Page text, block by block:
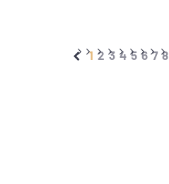
1 2 3 4 5 6 7 8